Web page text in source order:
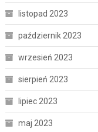
listopad 2023
październik 2023
wrzesień 2023
sierpień 2023
lipiec 2023
maj 2023